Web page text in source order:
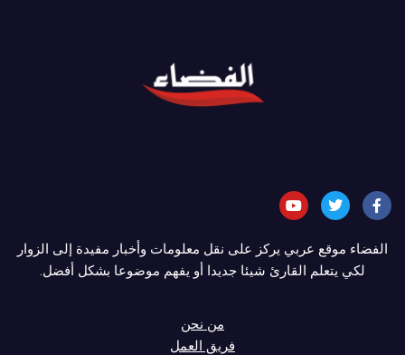
الفضاء موقع عربي يركز على نقل معلومات وأخبار مفيدة إلى الزوار
لكي يتعلم القارئ شيئا جديدا أو يفهم موضوعا بشكل أفضل.
من نحن
فريق العمل